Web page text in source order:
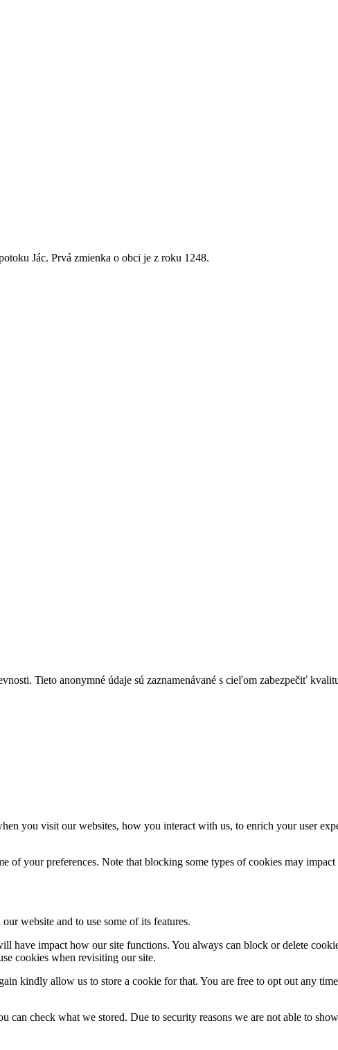
Jác. Prvá zmienka o obci je z roku 1248.
Tieto anonymné údaje sú zaznamenávané s cieľom zabezpečiť
you visit our websites, how you interact with us, to enrich your user
of your preferences. Note that blocking some types of cookies may
website and to use some of its features.
have impact how our site functions. You always can block or delete
cookies when revisiting our site.
kindly allow us to store a cookie for that. You are free to opt out any
check what we stored. Due to security reasons we are not able to